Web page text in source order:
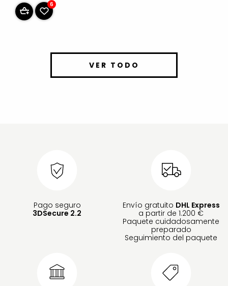
6
VER TODO
Pago seguro
3DSecure 2.2
Envío gratuito DHL Express
a partir de 1.200 €
Paquete cuidadosamente
preparado
Seguimiento del paquete